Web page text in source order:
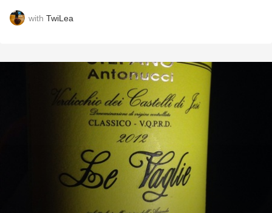
with TwiLea